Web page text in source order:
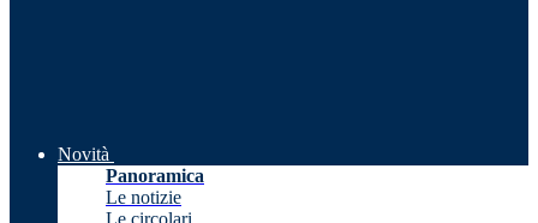
Novità
Panoramica
Le notizie